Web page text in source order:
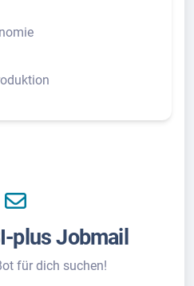
plus Jobmail
für dich suchen!